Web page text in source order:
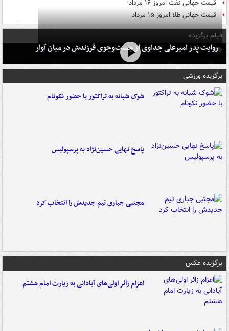
قیمت جهانی نفت امروز ۱۶ مرداد
قیمت جهانی طلا امروز ۱۵ مرداد
فیلم برگزیده
روایت پدر امیرعلی جداوی از جست‌وجوی فرزندش در میان آوار
برگزیده ورزشی
شوک شبانه به تراکتور با حضور نکونام
پاسخ نهایی حسین‌نژاد به پرسپولیس
مجتبی جباری تیم جدیدش را انتخاب کرد
برگزیده عکس
اعزام زائر اولی‌های آبادانی به زیارت امام هشتم